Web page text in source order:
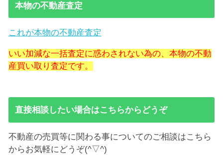
本物の不動産査定
これが本物の不動産査定
いい加減な一括査定に惑わされない為の、本物の不動
産買い取り査定です。
直接相談したい場合はこちらからどうぞ
不動産の売買等に関わる事についてのご相談はこちら
からお気軽にどうぞ(^▽^)